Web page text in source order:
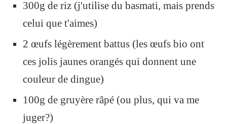
300g de riz (j'utilise du basmati, mais prends
celui que t'aimes)
2 œufs légèrement battus (les œufs bio ont
ces jolis jaunes orangés qui donnent une
couleur de dingue)
100g de gruyère râpé (ou plus, qui va me
juger?)